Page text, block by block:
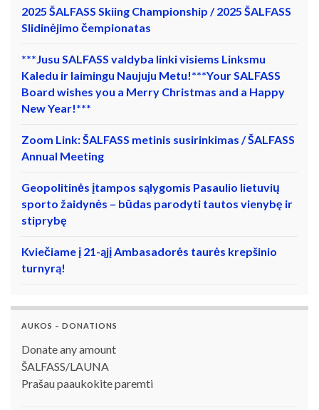
2025 ŠALFASS Skiing Championship / 2025 ŠALFASS
Slidinėjimo čempionatas
***Jusu SALFASS valdyba linki visiems Linksmu
Kaledu ir laimingu Naujuju Metu!***Your SALFASS
Board wishes you a Merry Christmas and a Happy
New Year!***
Zoom Link: ŠALFASS metinis susirinkimas / ŠALFASS
Annual Meeting
Geopolitinės įtampos sąlygomis Pasaulio lietuvių
sporto žaidynės – būdas parodyti tautos vienybę ir
stiprybę
Kviečiame į 21-ąjį Ambasadorės taurės krepšinio
turnyrą!
AUKOS – DONATIONS
Donate any amount
ŠALFASS/LAUNA
Prašau paaukokite paremti